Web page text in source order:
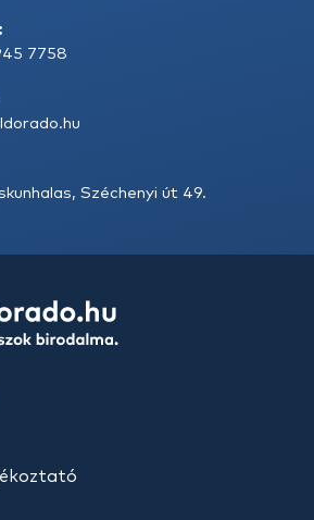
7758
Széchenyi út 49.